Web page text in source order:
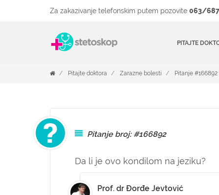
Za zakazivanje telefonskim putem pozovite 063/
PITAJTE
Pitajte doktora Zarazne bolesti Pitanje #166892
Pitanje broj: #166892
Da li je ovo kondilom na jeziku?
Prof. dr Đorđe Jevtović